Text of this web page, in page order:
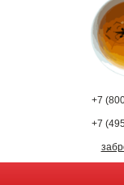
+7
+7